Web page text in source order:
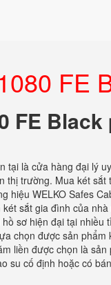
FE
FE Black
tại là cửa hàng đại lý
thị trường. Mua két
hiệu WELKO Safes
sắt gia đình của
sơ hiện đại tại nhiều
chọn được sản
liền được chọn là
su cố định hoặc có